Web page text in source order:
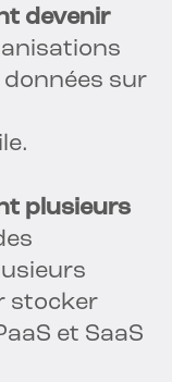
devenir
sur
plusieurs
stocker
et SaaS